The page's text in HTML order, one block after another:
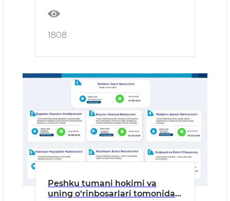
1808
Peshku tumani hokimi va
uning o‘rinbosarlari tomonidan